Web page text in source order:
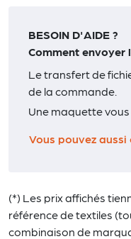
BESOIN D'AIDE ?
Comment envoyer
Le transfert de
de la commande.
Une maquette vous
Vous pouvez aussi
(*) Les prix affichés
référence de textiles
combinaison de